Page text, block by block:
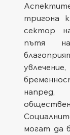
тригона
сектор
пътя
могат да